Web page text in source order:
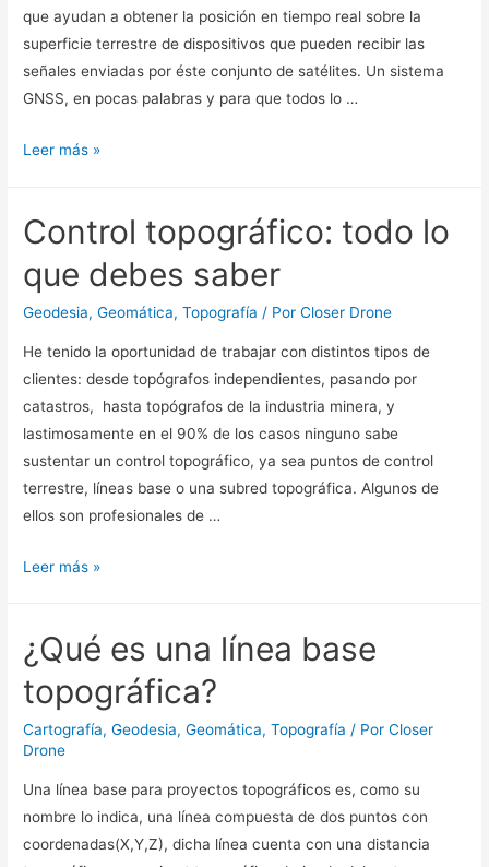
que ayudan a obtener la posición en tiempo real sobre la
superficie terrestre de dispositivos que pueden recibir las
señales enviadas por éste conjunto de satélites. Un sistema
GNSS, en pocas palabras y para que todos lo …
Leer más »
Control topográfico: todo lo
que debes saber
Geodesia,Geomática,Topografía / PorCloser Drone
He tenido la oportunidad de trabajar con distintos tipos de
clientes: desde topógrafos independientes, pasando por
catastros, hasta topógrafos de la industria minera, y
lastimosamente en el 90% de los casos ninguno sabe
sustentar un control topográfico, ya sea puntos de control
terrestre, líneas base o una subred topográfica. Algunos de
ellos son profesionales de …
Leer más »
¿Qué es una línea base
topográfica?
Cartografía,Geodesia,Geomática,Topografía / PorCloser
Drone
Una línea base para proyectos topográficos es, como su
nombre lo indica, una línea compuesta de dos puntos con
coordenadas(X,Y,Z), dicha línea cuenta con una distancia